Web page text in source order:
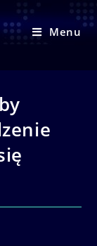
Menu